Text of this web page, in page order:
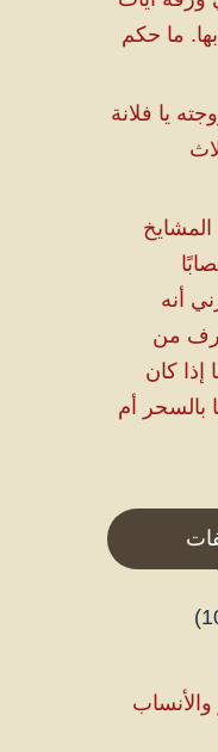
ما حكم
يا فلانة
أنه
من
إذا كان
بالسحر أم
والأنساب